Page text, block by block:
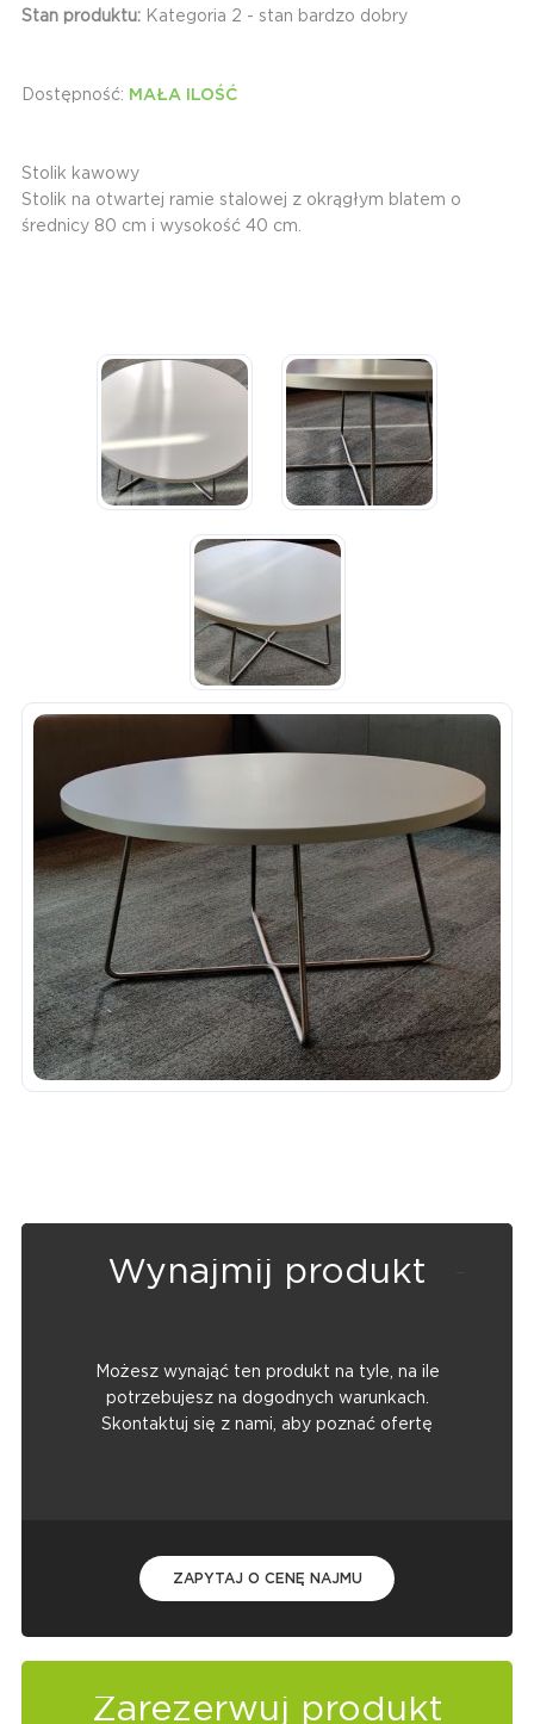
Stan produktu: Kategoria 2 - stan bardzo dobry
Dostępność: MAŁA ILOŚĆ
Stolik kawowy
Stolik na otwartej ramie stalowej z okrągłym blatem o
średnicy 80 cm i wysokość 40 cm.
Wynajmij produkt
Możesz wynająć ten produkt na tyle, na ile
potrzebujesz na dogodnych warunkach.
Skontaktuj się z nami, aby poznać ofertę
ZAPYTAJ O CENĘ NAJMU
Zarezerwuj produkt